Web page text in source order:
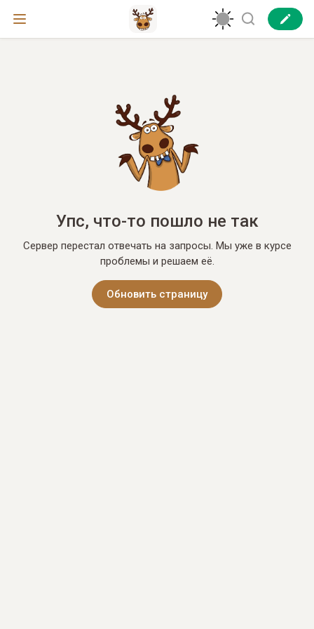
Упс, что-то пошло не так
Сервер перестал отвечать на запросы. Мы уже в курсе
проблемы и решаем её.
Обновить страницу